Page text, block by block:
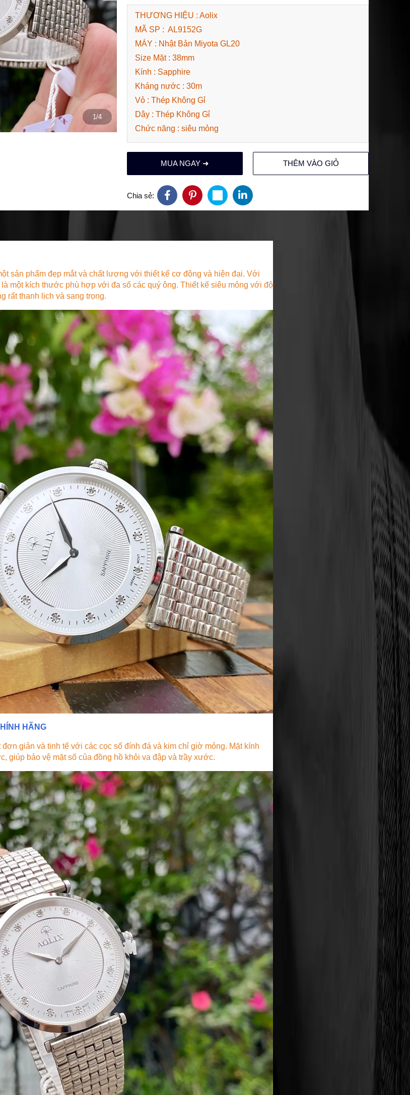
1/4
THƯƠNG HIỆU : Aolix
MÃ SP : AL9152G
MÁY : Nhật Bản Miyota GL20
Size Mặt : 38mm
Kính : Sapphire
Kháng nước : 30m
Vỏ : Thép Không Gỉ
Dây : Thép Không Gỉ
Chức năng : siêu mỏng
MUA NGAY ➜ THÊM VÀO GIỎ
Chia sẻ:
sản phẩm đẹp mắt và chất lượng với thiết kế cơ động và hiện đại. Với
một kích thước phù hợp với đa số các quý ông. Thiết kế siêu mỏng với độ
rất thanh lịch và sang trọng.
HÃNG
giản và tinh tế với các cọc số đính đá và kim chỉ giờ mỏng. Mặt kính
giúp bảo vệ mặt số của đồng hồ khỏi va đập và trầy xước.